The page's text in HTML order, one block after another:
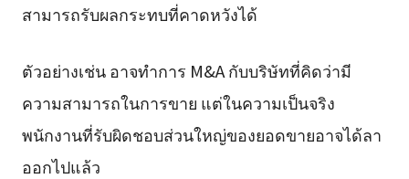
สามารถรับผลกระทบที่คาดหวังได้
ตัวอย่างเช่น อาจทำการ M&A กับบริษัทที่คิดว่ามี
ความสามารถในการขาย แต่ในความเป็นจริง
พนักงานที่รับผิดชอบส่วนใหญ่ของยอดขายอาจได้ลา
ออกไปแล้ว